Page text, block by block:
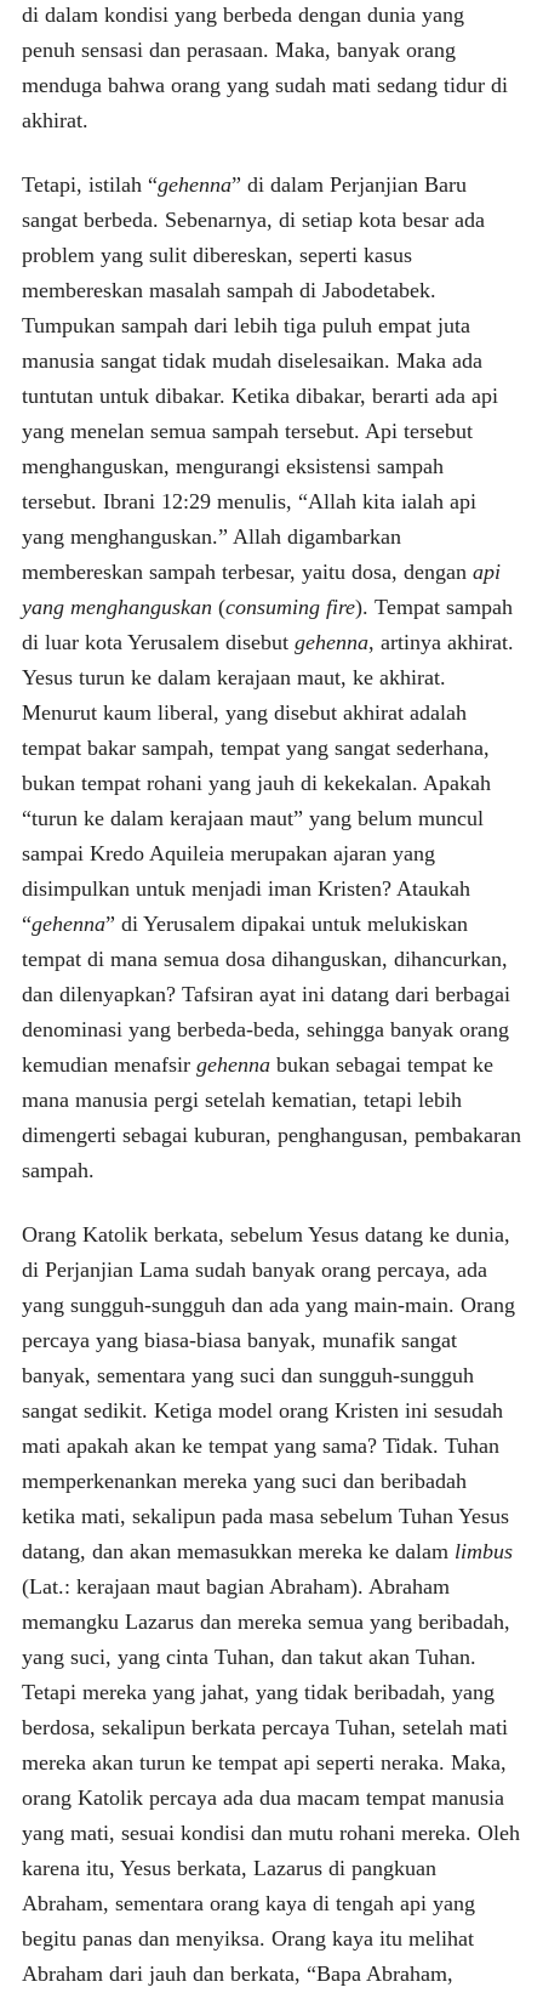
di dalam kondisi yang berbeda dengan dunia yang
penuh sensasi dan perasaan. Maka, banyak orang
menduga bahwa orang yang sudah mati sedang tidur di
akhirat.
Tetapi, istilah “gehenna” di dalam Perjanjian Baru
sangat berbeda. Sebenarnya, di setiap kota besar ada
problem yang sulit dibereskan, seperti kasus
membereskan masalah sampah di Jabodetabek.
Tumpukan sampah dari lebih tiga puluh empat juta
manusia sangat tidak mudah diselesaikan. Maka ada
tuntutan untuk dibakar. Ketika dibakar, berarti ada api
yang menelan semua sampah tersebut. Api tersebut
menghanguskan, mengurangi eksistensi sampah
tersebut. Ibrani 12:29 menulis, “Allah kita ialah api
yang menghanguskan.” Allah digambarkan
membereskan sampah terbesar, yaitu dosa, dengan api
yang menghanguskan (consuming fire). Tempat sampah
di luar kota Yerusalem disebut gehenna, artinya akhirat.
Yesus turun ke dalam kerajaan maut, ke akhirat.
Menurut kaum liberal, yang disebut akhirat adalah
tempat bakar sampah, tempat yang sangat sederhana,
bukan tempat rohani yang jauh di kekekalan. Apakah
“turun ke dalam kerajaan maut” yang belum muncul
sampai Kredo Aquileia merupakan ajaran yang
disimpulkan untuk menjadi iman Kristen? Ataukah
“gehenna” di Yerusalem dipakai untuk melukiskan
tempat di mana semua dosa dihanguskan, dihancurkan,
dan dilenyapkan? Tafsiran ayat ini datang dari berbagai
denominasi yang berbeda-beda, sehingga banyak orang
kemudian menafsir gehennabukan sebagai tempat ke
mana manusia pergi setelah kematian, tetapi lebih
dimengerti sebagai kuburan, penghangusan, pembakaran
sampah.
Orang Katolik berkata, sebelum Yesus datang ke dunia,
di Perjanjian Lama sudah banyak orang percaya, ada
yang sungguh-sungguh dan ada yang main-main. Orang
percaya yang biasa-biasa banyak, munafik sangat
banyak, sementara yang suci dan sungguh-sungguh
sangat sedikit. Ketiga model orang Kristen ini sesudah
mati apakah akan ke tempat yang sama? Tidak. Tuhan
memperkenankan mereka yang suci dan beribadah
ketika mati, sekalipun pada masa sebelum Tuhan Yesus
datang, dan akan memasukkan mereka ke dalam limbus
(Lat.: kerajaan maut bagian Abraham). Abraham
memangku Lazarus dan mereka semua yang beribadah,
yang suci, yang cinta Tuhan, dan takut akan Tuhan.
Tetapi mereka yang jahat, yang tidak beribadah, yang
berdosa, sekalipun berkata percaya Tuhan, setelah mati
mereka akan turun ke tempat api seperti neraka. Maka,
orang Katolik percaya ada dua macam tempat manusia
yang mati, sesuai kondisi dan mutu rohani mereka. Oleh
karena itu, Yesus berkata, Lazarus di pangkuan
Abraham, sementara orang kaya di tengah api yang
begitu panas dan menyiksa. Orang kaya itu melihat
Abraham dari jauh dan berkata, “Bapa Abraham,